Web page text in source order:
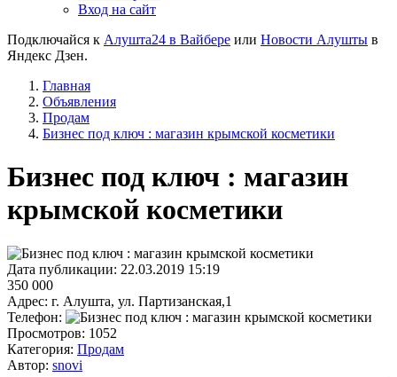
Вход на сайт
Подключайся к Алушта24 в Вайбере или Новости Алушты в
Яндекс Дзен.
Главная
Объявления
Продам
Бизнес под ключ : магазин крымской косметики
Бизнес под ключ : магазин
крымской косметики
Дата публикации: 22.03.2019 15:19
350 000
Адрес: г. Алушта, ул. Партизанская,1
Телефон:
Просмотров: 1052
Категория: Продам
Автор: snovi